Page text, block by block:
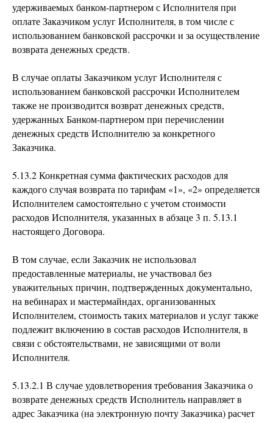
удерживаемых банком-партнером с Исполнителя при
оплате Заказчиком услуг Исполнителя, в том числе с
использованием банковской рассрочки и за осуществление
возврата денежных средств.
В случае оплаты Заказчиком услуг Исполнителя с
использованием банковской рассрочки Исполнителем
также не производится возврат денежных средств,
удержанных Банком-партнером при перечислении
денежных средств Исполнителю за конкретного
Заказчика.
5.13.2 Конкретная сумма фактических расходов для
каждого случая возврата по тарифам «1», «2» определяется
Исполнителем самостоятельно с учетом стоимости
расходов Исполнителя, указанных в абзаце 3 п. 5.13.1
настоящего Договора.
В том случае, если Заказчик не использовал
предоставленные материалы, не участвовал без
уважительных причин, подтвержденных документально,
на вебинарах и мастермайндах, организованных
Исполнителем, стоимость таких материалов и услуг также
подлежит включению в состав расходов Исполнителя, в
связи с обстоятельствами, не зависящими от воли
Исполнителя.
5.13.2.1 В случае удовлетворения требования Заказчика о
возврате денежных средств Исполнитель направляет в
адрес Заказчика (на электронную почту Заказчика) расчет